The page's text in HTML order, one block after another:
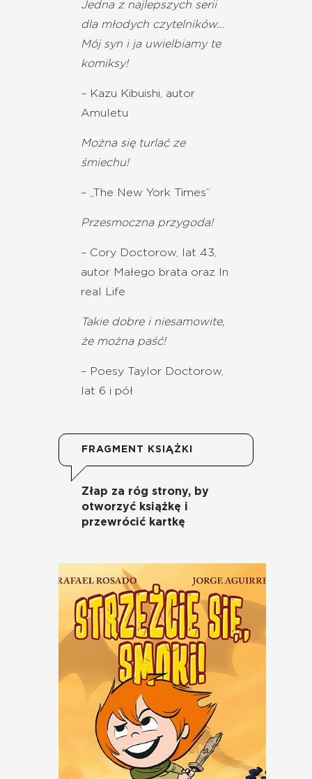
Jedna z najlepszych serii
dla młodych czytelników…
Mój syn i ja uwielbiamy te
komiksy!
– Kazu Kibuishi, autor
Amuletu
Można się turlać ze
śmiechu!
– „The New York Times”
Przesmoczna przygoda!
– Cory Doctorow, lat 43,
autor Małego brata oraz In
real Life
Takie dobre i niesamowite,
że można paść!
– Poesy Taylor Doctorow,
lat 6 i pół
FRAGMENT KSIĄŻKI
Złap za róg strony, by
otworzyć książkę i
przewrócić kartkę